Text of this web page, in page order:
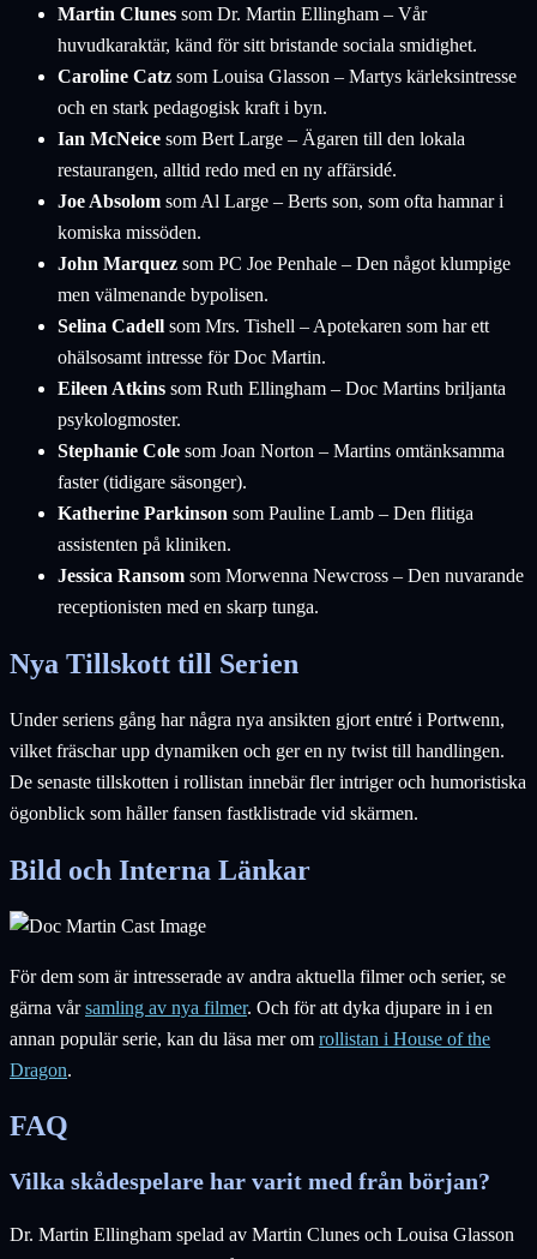
Martin Clunes som Dr. Martin Ellingham – Vår
huvudkaraktär, känd för sitt bristande sociala smidighet.
Caroline Catz som Louisa Glasson – Martys kärleksintresse
och en stark pedagogisk kraft i byn.
Ian McNeice som Bert Large – Ägaren till den lokala
restaurangen, alltid redo med en ny affärsidé.
Joe Absolom som Al Large – Berts son, som ofta hamnar i
komiska missöden.
John Marquez som PC Joe Penhale – Den något klumpige
men välmenande bypolisen.
Selina Cadell som Mrs. Tishell – Apotekaren som har ett
ohälsosamt intresse för Doc Martin.
Eileen Atkins som Ruth Ellingham – Doc Martins briljanta
psykologmoster.
Stephanie Cole som Joan Norton – Martins omtänksamma
faster (tidigare säsonger).
Katherine Parkinson som Pauline Lamb – Den flitiga
assistenten på kliniken.
Jessica Ransom som Morwenna Newcross – Den nuvarande
receptionisten med en skarp tunga.
Nya Tillskott till Serien
Under seriens gång har några nya ansikten gjort entré i Portwenn,
vilket fräschar upp dynamiken och ger en ny twist till handlingen.
De senaste tillskotten i rollistan innebär fler intriger och humoristiska
ögonblick som håller fansen fastklistrade vid skärmen.
Bild och Interna Länkar
För dem som är intresserade av andra aktuella filmer och serier, se
gärna vårsamling av nya filmer. Och för att dyka djupare in i en
annan populär serie, kan du läsa mer om rollistan i House of the
Dragon.
FAQ
Vilka skådespelare har varit med från början?
Dr. Martin Ellingham spelad av Martin Clunes och Louisa Glasson